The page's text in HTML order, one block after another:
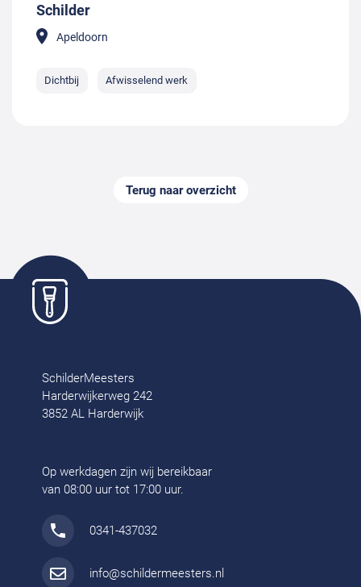
Schilder
Apeldoorn
Dichtbij Afwisselend werk
Terug naar overzicht
SchilderMeesters
Harderwijkerweg 242
3852 AL Harderwijk
Op werkdagen zijn wij bereikbaar
van 08:00 uur tot 17:00 uur.
0341-437032
info@schildermeesters.nl